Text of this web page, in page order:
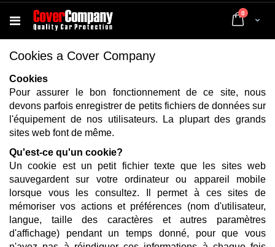
Cart
0 articles
Cookies a Cover Company
Cookies
Pour assurer le bon fonctionnement de ce site, nous
devons parfois enregistrer de petits fichiers de données sur
l'équipement de nos utilisateurs. La plupart des grands
sites web font de même.
Qu'est-ce qu'un cookie?
Un cookie est un petit fichier texte que les sites web
sauvegardent sur votre ordinateur ou appareil mobile
lorsque vous les consultez. Il permet à ces sites de
mémoriser vos actions et préférences (nom d'utilisateur,
langue, taille des caractères et autres paramètres
d'affichage) pendant un temps donné, pour que vous